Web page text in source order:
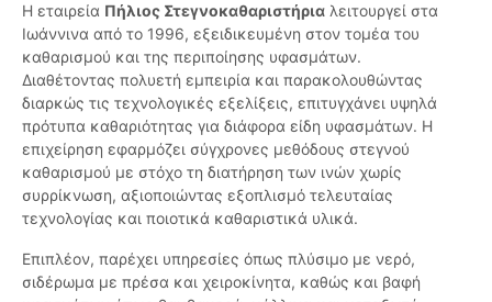
Η εταιρεία Πήλιος Στεγνοκαθαριστήρια λειτουργεί στα
Ιωάννινα από το 1996, εξειδικευμένη στον τομέα του
καθαρισμού και της περιποίησης υφασμάτων.
Διαθέτοντας πολυετή εμπειρία και παρακολουθώντας
διαρκώς τις τεχνολογικές εξελίξεις, επιτυγχάνει υψηλά
πρότυπα καθαριότητας για διάφορα είδη υφασμάτων. Η
επιχείρηση εφαρμόζει σύγχρονες μεθόδους στεγνού
καθαρισμού με στόχο τη διατήρηση των ινών χωρίς
συρρίκνωση, αξιοποιώντας εξοπλισμό τελευταίας
τεχνολογίας και ποιοτικά καθαριστικά υλικά.
Επιπλέον, παρέχει υπηρεσίες όπως πλύσιμο με νερό,
σιδέρωμα με πρέσα και χειροκίνητα, καθώς και βαφή